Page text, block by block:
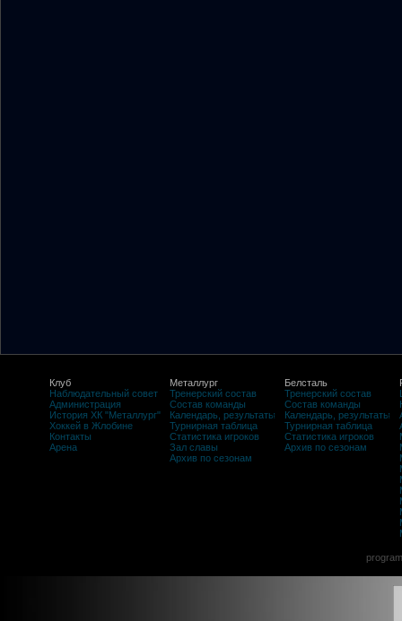
Клуб
Наблюдательный совет
Администрация
История ХК "Металлург"
Хоккей в Жлобине
Контакты
Арена
Металлург
Тренерский состав
Состав команды
Календарь, результаты
Турнирная таблица
Статистика игроков
Зал славы
Архив по сезонам
Белсталь
Тренерский состав
Состав команды
Календарь, результаты
Турнирная таблица
Статистика игроков
Архив по сезонам